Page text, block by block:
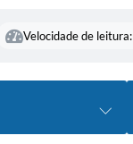
Velocidade de leitura: